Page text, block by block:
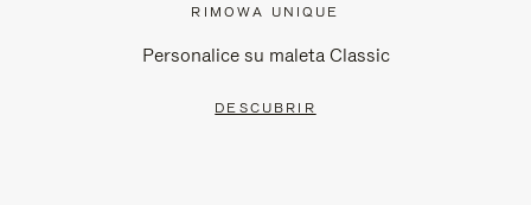
RIMOWA UNIQUE
Personalice su maleta Classic
DESCUBRIR